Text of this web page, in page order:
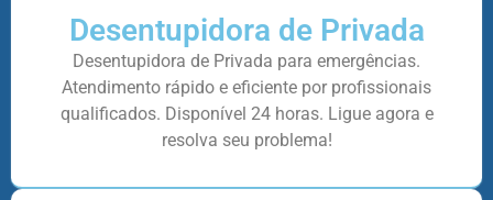
Desentupidora de Privada
Desentupidora de Privada para emergências.
Atendimento rápido e eficiente por profissionais
qualificados. Disponível 24 horas. Ligue agora e
resolva seu problema!